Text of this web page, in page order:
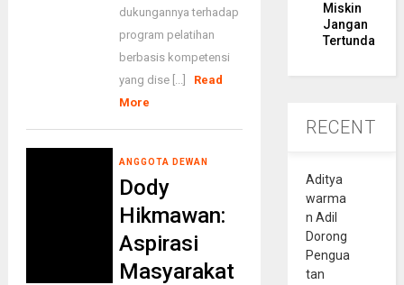
dukungannya terhadap
program pelatihan
berbasis kompetensi
yang dise [...]
Read
More
ANGGOTA DEWAN
Dody
Hikmawan:
Aspirasi
Masyarakat
Miskin
Jangan
Tertunda
RECENT
Aditya
warma
n Adil
Dorong
Pengua
tan